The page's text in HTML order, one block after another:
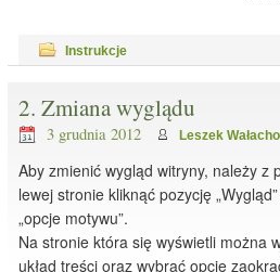
Instrukcje
2. Zmiana wyglądu
3 grudnia 2012 Leszek
Aby zmienić wygląd witryny, należy z
lewej stronie kliknąć pozycję
„opcje motywu”.
Na stronie która się wyświetli można
układ treści oraz wybrać opcję